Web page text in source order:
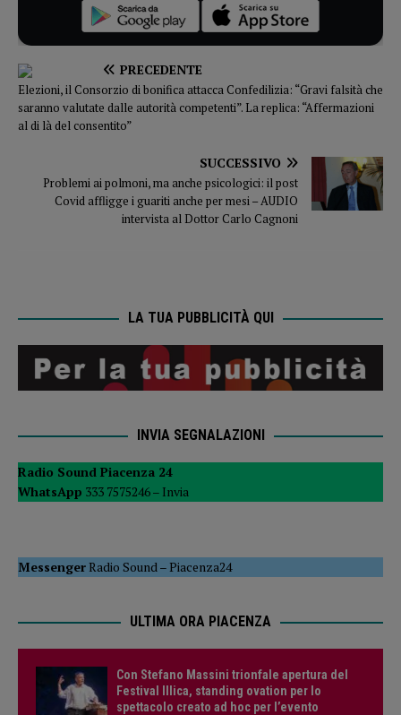
PRECEDENTE
Elezioni, il Consorzio di bonifica attacca Confedilizia: “Gravi falsità che
saranno valutate dalle autorità competenti”. La replica: “Affermazioni
al di là del consentito”
SUCCESSIVO
Problemi ai polmoni, ma anche psicologici: il post
Covid affligge i guariti anche per mesi – AUDIO
intervista al Dottor Carlo Cagnoni
LA TUA PUBBLICITÀ QUI
INVIA SEGNALAZIONI
Radio Sound Piacenza 24
WhatsApp 333 7575246 – Invia
MessengerRadio Sound–Piacenza24
ULTIMA ORA PIACENZA
Con Stefano Massini trionfale apertura del
Festival Illica, standing ovation per lo
spettacolo creato ad hoc per l’evento